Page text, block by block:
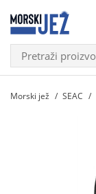
Morski jež SEAC